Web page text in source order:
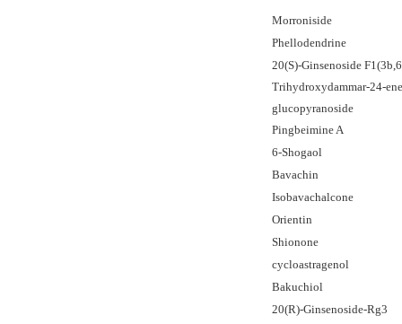
Morroniside
Phellodendrine
20(S)-Ginsenoside
Trihydroxydammar-24-
glucopyranoside
Pingbeimine A
6-Shogaol
Bavachin
Isobavachalcone
Orientin
Shionone
cycloastragenol
Bakuchiol
20(R)-Ginsenoside-Rg3